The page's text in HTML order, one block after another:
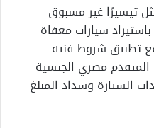
تيسيرًا غير مسبوق
سيارات معفاة
تطبيق شروط فنية
المتقدم مصري الجنسية
السيارة وسداد المبلغ